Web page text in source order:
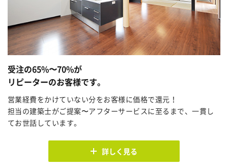
受注の65%〜70%が
リピーターのお客様です。
営業経費をかけていない分をお客様に価格で還元！
担当の建築士がご提案〜アフターサービスに至るまで、一貫し
てお世話しています。
詳しく見る